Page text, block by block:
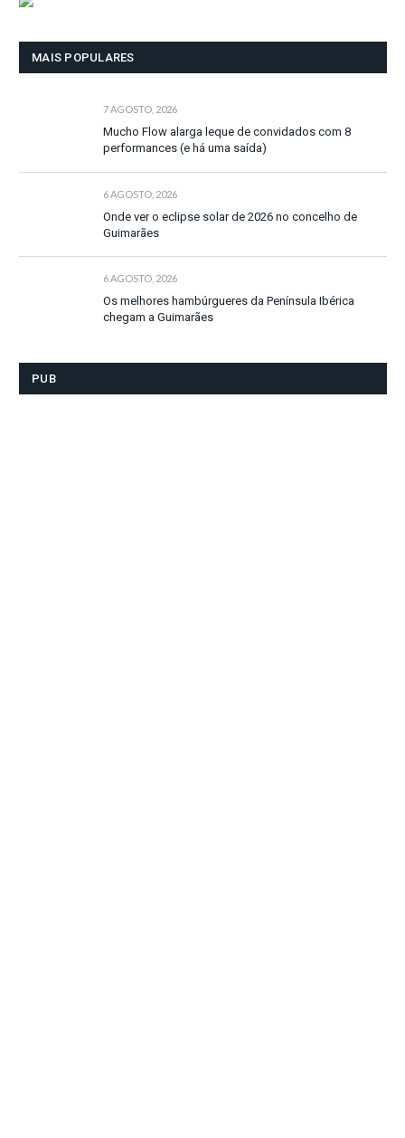
MAIS POPULARES
7 AGOSTO, 2026
Mucho Flow alarga leque de convidados com 8
performances (e há uma saída)
6 AGOSTO, 2026
Onde ver o eclipse solar de 2026 no concelho de
Guimarães
6 AGOSTO, 2026
Os melhores hambúrgueres da Península Ibérica
chegam a Guimarães
PUB